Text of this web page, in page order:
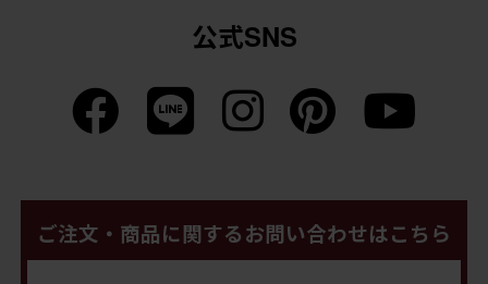
公式SNS
ご注文・商品に関するお問い合わせはこちら